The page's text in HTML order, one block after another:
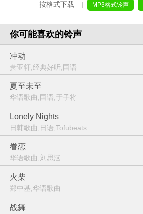
按格式下载 | MP3格式铃声
你可能喜欢的铃声
冲动
萧亚轩,经典好听,国语
夏至未至
华语歌曲,国语,于子将
Lonely Nights
日韩歌曲,日语,Tofubeats
眷恋
华语歌曲,刘思涵
火柴
郑中基,华语歌曲
战舞